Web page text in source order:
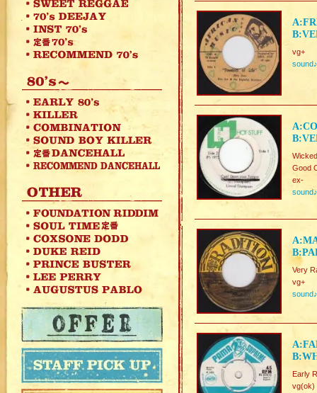
vg+
sound♪
Good
ex-
sound♪
Very
vg+
sound♪
Early
vg(ok)